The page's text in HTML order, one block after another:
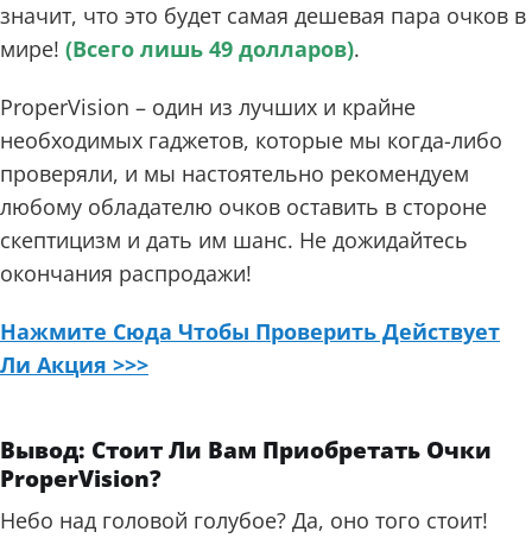
значит, что это будет самая дешевая пара очков в
мире! (Всего лишь 49 долларов).
ProperVision – один из лучших и крайне
необходимых гаджетов, которые мы когда-либо
проверяли, и мы настоятельно рекомендуем
любому обладателю очков оставить в стороне
скептицизм и дать им шанс. Не дожидайтесь
окончания распродажи!
Нажмите Сюда Чтобы Проверить Действует
Ли Акция >>>
Вывод: Стоит Ли Вам Приобретать Очки
ProperVision?
Небо над головой голубое? Да, оно того стоит!